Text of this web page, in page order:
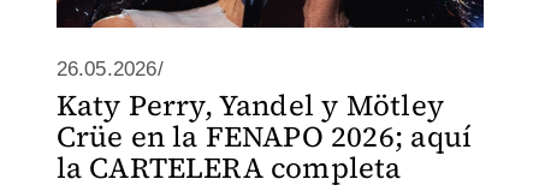
26.05.2026/
Katy Perry, Yandel y Mötley
Crüe en la FENAPO 2026; aquí
la CARTELERA completa